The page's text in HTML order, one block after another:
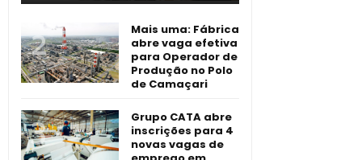
Mais uma: Fábrica
abre vaga efetiva
para Operador de
Produção no Polo
de Camaçari
Grupo CATA abre
inscrições para 4
novas vagas de